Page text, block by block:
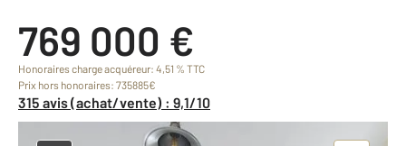
769 000 €
Honoraires charge acquéreur: 4,51 % TTC
Prix hors honoraires: 735885€
315 avis (achat/vente) : 9,1/10